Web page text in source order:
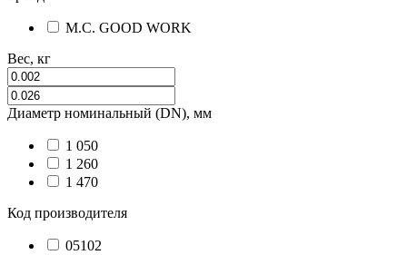
M.С. GOOD WORK
Вес, кг
Диаметр номинальный (DN), мм
1 050
1 260
1 470
Код производителя
05102